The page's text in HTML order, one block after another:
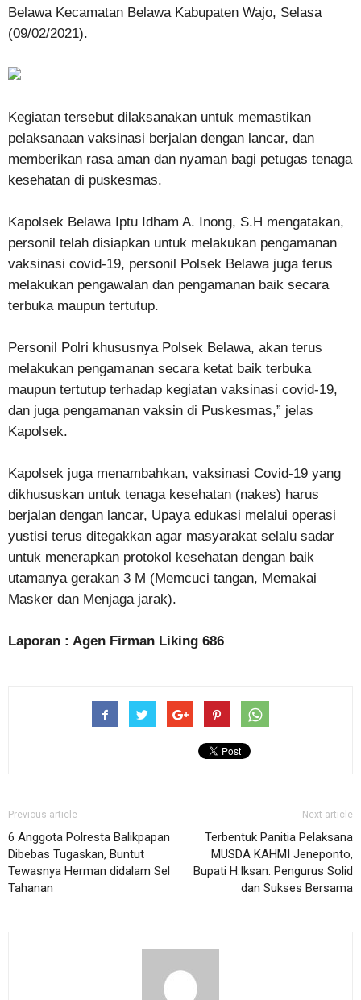
Belawa Kecamatan Belawa Kabupaten Wajo, Selasa
(09/02/2021).
Kegiatan tersebut dilaksanakan untuk memastikan
pelaksanaan vaksinasi berjalan dengan lancar, dan
memberikan rasa aman dan nyaman bagi petugas tenaga
kesehatan di puskesmas.
Kapolsek Belawa Iptu Idham A. Inong, S.H mengatakan,
personil telah disiapkan untuk melakukan pengamanan
vaksinasi covid-19, personil Polsek Belawa juga terus
melakukan pengawalan dan pengamanan baik secara
terbuka maupun tertutup.
Personil Polri khususnya Polsek Belawa, akan terus
melakukan pengamanan secara ketat baik terbuka
maupun tertutup terhadap kegiatan vaksinasi covid-19,
dan juga pengamanan vaksin di Puskesmas,” jelas
Kapolsek.
Kapolsek juga menambahkan, vaksinasi Covid-19 yang
dikhususkan untuk tenaga kesehatan (nakes) harus
berjalan dengan lancar, Upaya edukasi melalui operasi
yustisi terus ditegakkan agar masyarakat selalu sadar
untuk menerapkan protokol kesehatan dengan baik
utamanya gerakan 3 M (Memcuci tangan, Memakai
Masker dan Menjaga jarak).
Laporan : Agen Firman Liking 686
Previous article
6 Anggota Polresta Balikpapan
Dibebas Tugaskan, Buntut
Tewasnya Herman didalam Sel
Tahanan
Next article
Terbentuk Panitia Pelaksana
MUSDA KAHMI Jeneponto,
Bupati H.Iksan: Pengurus Solid
dan Sukses Bersama